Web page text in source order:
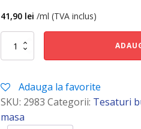
41,90 lei /ml (TVA inclus)
Cantitate
Adauga la favorite
SKU: 2983 Categorii: Tesaturi
masa